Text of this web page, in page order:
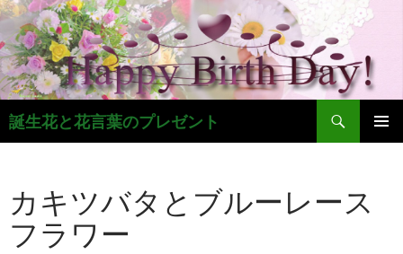
コ
ン
テ
ン
ツ
へ
ス
プ
誕生花と花言葉のプレゼント
検
索
カキツバタとブルーレース
フラワー